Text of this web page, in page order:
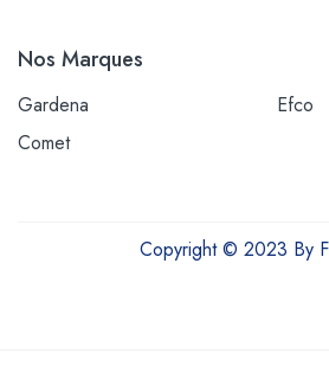
Nos Marques
Gardena
Efco
Comet
Copyright © 2023 By